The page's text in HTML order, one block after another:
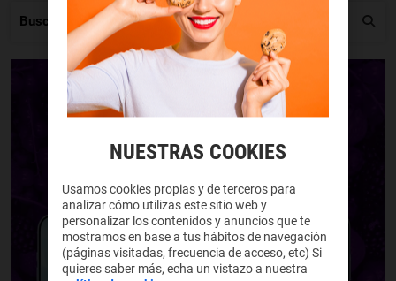
NUESTRAS COOKIES
Usamos cookies propias y de terceros para
analizar cómo utilizas este sitio web y
personalizar los contenidos y anuncios que te
mostramos en base a tus hábitos de navegación
(páginas visitadas, frecuencia de acceso, etc) Si
quieres saber más, echa un vistazo a nuestra